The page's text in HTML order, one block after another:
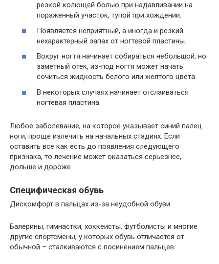
резкой колющей болью при надавливании на
пораженный участок, тупой при хождении.
Появляется неприятный, а иногда и резкий
нехарактерный запах от ногтевой пластины.
Вокруг ногтя начинает собираться небольшой, но
заметный отек, из-под ногтя может начать
сочиться жидкость белого или желтого цвета.
В некоторых случаях начинает отслаиваться
ногтевая пластина.
Любое заболевание, на которое указывает синий палец
ноги, проще излечить на начальных стадиях. Если
оставить все как есть до появления следующего
признака, то лечение может оказаться серьезнее,
дольше и дороже.
Специфическая обувь
Дискомфорт в пальцах из-за неудобной обуви
Балерины, гимнастки, хоккеисты, футболисты и многие
другие спортсмены, у которых обувь отличается от
обычной – сталкиваются с посинением пальцев.